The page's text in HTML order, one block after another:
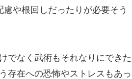
や根回しだったりが必要そう
でなく武術もそれなりにできた
存在への恐怖やストレスもあっ